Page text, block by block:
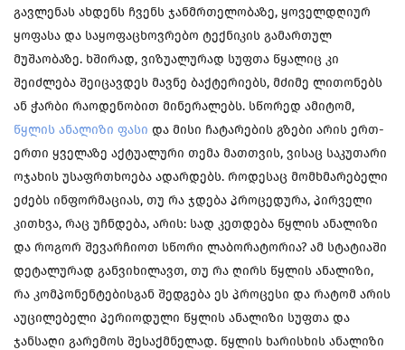
გავლენას ახდენს ჩვენს ჯანმრთელობაზე, ყოველდღიურ
ყოფასა და საყოფაცხოვრებო ტექნიკის გამართულ
მუშაობაზე. ხშირად, ვიზუალურად სუფთა წყალიც კი
შეიძლება შეიცავდეს მავნე ბაქტერიებს, მძიმე ლითონებს
ან ჭარბი რაოდენობით მინერალებს. სწორედ ამიტომ,
წყლის ანალიზი ფასი და მისი ჩატარების გზები არის ერთ-
ერთი ყველაზე აქტუალური თემა მათთვის, ვისაც საკუთარი
ოჯახის უსაფრთხოება ადარდებს. როდესაც მომხმარებელი
ეძებს ინფორმაციას, თუ რა ჯდება პროცედურა, პირველი
კითხვა, რაც უჩნდება, არის: სად კეთდება წყლის ანალიზი
და როგორ შევარჩიოთ სწორი ლაბორატორია? ამ სტატიაში
დეტალურად განვიხილავთ, თუ რა ღირს წყლის ანალიზი,
რა კომპონენტებისგან შედგება ეს პროცესი და რატომ არის
აუცილებელი პერიოდული წყლის ანალიზი სუფთა და
ჯანსაღი გარემოს შესაქმნელად. წყლის ხარისხის ანალიზი